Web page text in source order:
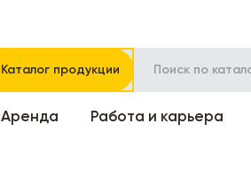
Каталог продукции
Аренда Работа и карьера